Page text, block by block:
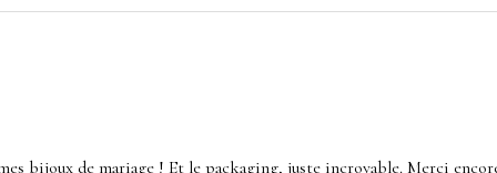
bijoux de mariage ! Et le packaging, juste incroyable. Merci